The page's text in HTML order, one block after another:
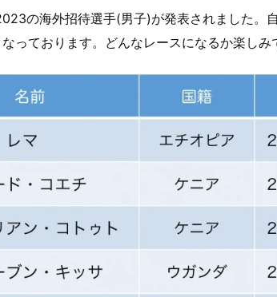
の海外招待選手(男子)が発表されました。
っております。どんなレースになるか楽しみ